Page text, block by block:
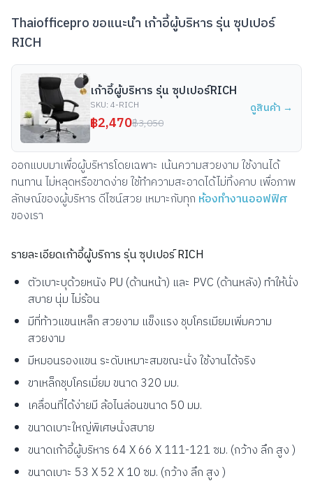
Thaiofficepro ขอแนะนำ เก้าอี้ผู้บริหาร รุ่น ซุปเปอร์
RICH
เก้าอี้ผู้บริหาร รุ่น ซุปเปอร์RICH
SKU:4-RICH
฿2,470฿3,050
ดูสินค้า →
ออกแบบมาเพื่อผู้บริหารโดยเฉพาะ เน้นความสวยงาม ใช้งานได้
ทนทาน ไม่หลุดหรือขาดง่าย ใช้ทำความสะอาดได้ไม่ทิ้งคาบ เพื่อภาพ
ลักษณ์ของผู้บริหาร ดีไซน์สวย เหมาะกับทุก ห้องทำงานออฟฟิศ
ของเรา
รายละเอียดเก้าอี้ผู้บริการ รุ่น ซุปเปอร์ RICH
ตัวเบาะบุด้วยหนัง PU (ด้านหน้า) และ PVC (ด้านหลัง) ทำให้นั่ง
สบาย นุ่ม ไม่ร้อน
มีที่ท้าวแขนเหล็ก สวยงาม แข็งแรง ชุบโครเมียมเพิ่มความ
สวยงาม
มีหมอนรองแขน ระดับเหมาะสมขณะนั่ง ใช้งานได้จริง
ขาเหล็กชุบโครเมี่ยม ขนาด 320 มม.
เคลื่อนที่ได้ง่ายมี ล้อไนล่อนขนาด 50 มม.
ขนาดเบาะใหญ่พิเศษนั่งสบาย
ขนาดเก้าอี้ผู้บริหาร 64 X 66 X 111-121 ซม. (กว้าง ลึก สูง )
ขนาดเบาะ 53 X 52 X 10 ซม. (กว้าง ลึก สูง )